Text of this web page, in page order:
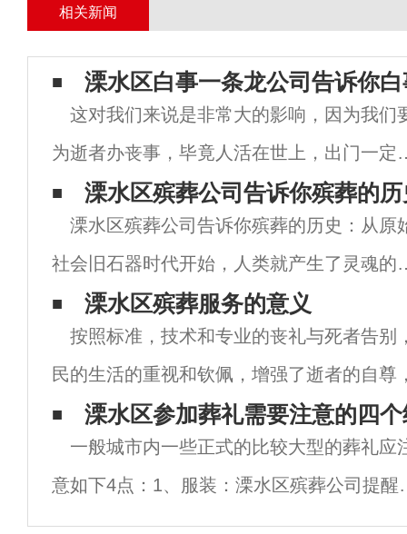
相关新闻
溧水区白事一条龙公司告诉你
这对我们来说是非常大的影响，因为我们
为逝者办丧事，毕竟人活在世上，出门一定
有风吹草动，丧事也是中国人比较重视的，
此，对于某些丧事的忌讳和殡葬业的现状，
参阅溧水区白事一条龙公司讲解内容。溧水
白事一
溧水区殡葬公司告诉你殡葬的
溧水区殡葬公司告诉你殡葬的历史：从原
社会旧石器时代开始，人类就产生了灵魂的
念。 原始人认为无论人死或灵魂不死，都可
介入活人的人事、祸福。 由于这种灵魂不死
念的制约和各国各民族文化传统、宗教信仰
溧水区殡葬服务的意义
按照标准，技术和专业的丧礼与死者告别
民的生活的重视和钦佩，增强了逝者的自尊
价值。老师们反复强调“ 殡葬服务事无大小”
的，标准的和系统的礼仪规范不仅可以塑造
溧水区参加葬礼需要注意的四
一般城市内一些正式的比较大型的葬礼应
意如下4点：1、服装：溧水区殡葬公司提醒
女均应穿黑色或蓝色等深色的服装，男士可